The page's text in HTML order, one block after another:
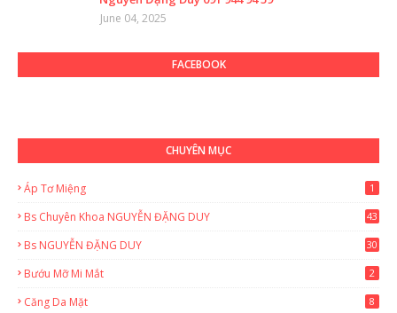
June 04, 2025
FACEBOOK
CHUYÊN MỤC
Áp Tơ Miệng 1
Bs Chuyên Khoa NGUYỄN ĐẶNG DUY
43
Bs NGUYỄN ĐẶNG DUY 30
Bướu Mỡ Mi Mắt 2
Căng Da Mặt 8